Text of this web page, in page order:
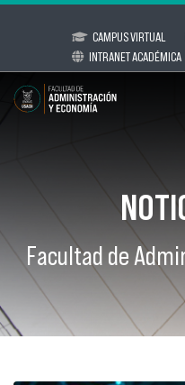
CAMPUS VIRTUAL
INTRANET ACADÉMICA
Facultad de